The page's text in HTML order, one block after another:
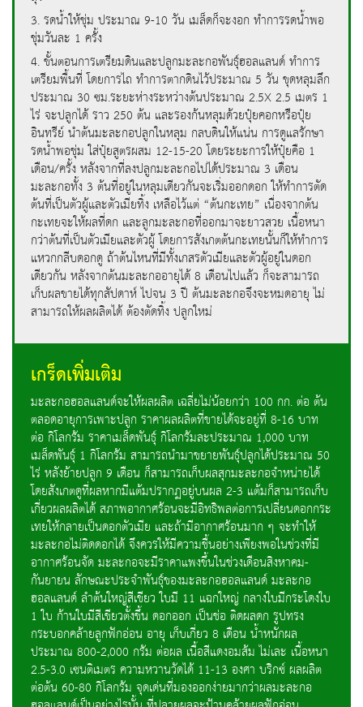
3. รดน้ำให้ชุ่ม ประมาณ 9-10 วัน เมล็ดก็จะงอก ทำการรดน้ำพอ
ชุ่มวันละ 1 ครั้ง
4.ขั้นตอนการเตรียมดินและปลูกมะละกอพันธุ์ฮอลแลนด์ ทำการ
เตรียมพื้นที่ โดยการไถ ทำการตากดินไว้ประมาณ 5 วัน ขุดหลุมลึก
ประมาณ 30 ซม.ระยะห่างระหว่างต้นประมาณ 2.5X 2.5 เมตร 1
ไร่ จะปลูกได้ ราว 250 ต้น และรองก้นหลุมด้วยปุ๋ยคอกหรือปุ๋ย
อินทรีย์ นำต้นมะละกอปลูกในหลุม กลบดินให้แน่น การดูแลรักษา
รดน้ำพอชุ่ม ใส่ปุ๋ยสูตรผสม 12-15-20 โดยระยะการให้ปุ๋ยคือ 1
เดือน/ครั้ง หลังจากที่ลงปลูกมะละกอไปได้ประมาณ 3 เดือน
มะละกอทั้ง 3 ต้นที่อยู่ในหลุมเดียวกันจะเริ่มออกดอก ให้ทำการตัด
ต้นที่เป็นตัวผู้และตัวเมียทิ้ง เหลือไว้แต่ “ต้นกะเทย” เนื่องจากต้น
กะเทยจะให้ผลที่ดก และลูกมะละกอที่ออกมาจะยาวสวย เนื้อหนา
กว่าต้นที่เป็นตัวเมียและตัวผู้ โดยการสังเกตต้นกะเทยนั้นก็ให้ทำการ
แหวกกลีบดอกดู ถ้าต้นไหนที่มีทั้งเกสรตัวเมียและตัวผู้อยู่ในดอก
เดียวกัน หลังจากต้นมะละกออายุได้ 8 เดือนไปแล้ว ก็จะสามารถ
เก็บผลขายได้ทุกสัปดาห์ ไปจน 3 ปี ต้นมะละกอจึงจะหมดอายุ ไม่
สามารถให้ผลผลิตได้ ต้องตัดทิ้ง ปลูกใหม่
เกร็ดเพิ่มเติม
มะละกอฮอลแลนด์จะให้ผลผลิต เฉลี่ยไม่น้อยกว่า 100 กก. ต่อ ต้น
ตลอดอายุการเพาะปลูก ราคาผลผลิตที่ขายได้จะอยู่ที่ 8-16 บาท
ต่อ กิโลกรัม ราคาเมล็ดพันธุ์ กิโลกรัมละประมาณ 1,000 บาท
เมล็ดพันธุ์ 1 กิโลกรัม สามารถนำมาขยายพันธุ์ปลูกได้ประมาณ 50
ไร่ หลังย้ายปลูก 9 เดือน ก็สามารถเก็บผลสุกมะละกอจำหน่ายได้
โดยสังเกตดูที่ผลหากมีแต้มปรากฏอยู่บนผล 2-3 แต้มก็สามารถเก็บ
เกี่ยวผลผลิตได้ สภาพอากาศร้อนจะมีอิทธิพลต่อการเปลี่ยนดอกกระ
เทยให้กลายเป็นดอกตัวเมีย และถ้ามีอากาศร้อนมาก ๆ จะทำให้
มะละกอไม่ติดดอกได้ จึงควรให้มีความชื้นอย่างเพียงพอในช่วงที่มี
อากาศร้อนจัด มะละกอจะมีราคาแพงขึ้นในช่วงเดือนสิงหาคม-
กันยายน ลักษณะประจำพันธุ์ของมะละกอฮอลแลนด์ มะละกอ
ฮอลแลนด์ ลำต้นใหญ่สีเขียว ใบมี 11 แฉกใหญ่ กลางใบมีกระโดงใบ
1 ใบ ก้านใบมีสีเขียวตั้งขึ้น ดอกออก เป็นช่อ ติดผลดก รูปทรง
กระบอกคล้ายลูกฟักอ่อน อายุ เก็บเกี่ยว 8 เดือน น้ำหนักผล
ประมาณ 800-2,000 กรัม ต่อผล เนื้อสีแดงอมส้ม ไม่เละ เนื้อหนา
2.5-3.0 เซนติเมตร ความหวานวัดได้ 11-13 องศา บริกซ์ ผลผลิต
ต่อต้น 60-80 กิโลกรัม จุดเด่นที่มองออกง่ายมากว่าผลมะละกอ